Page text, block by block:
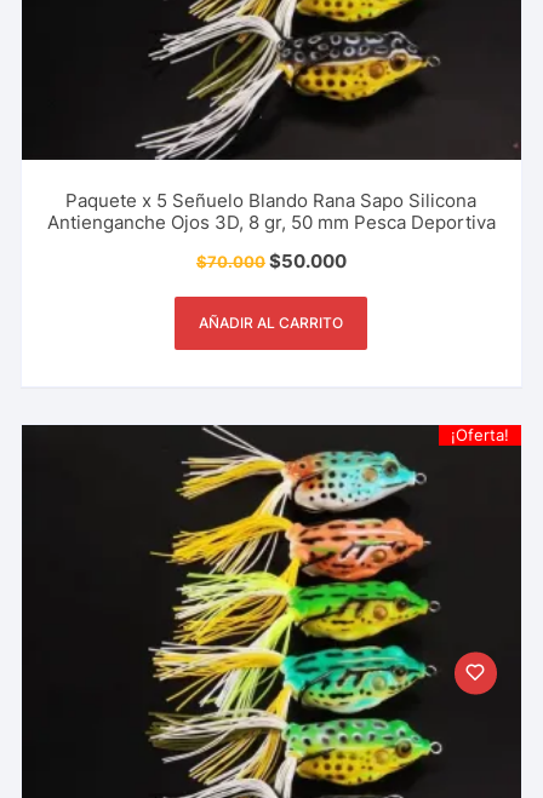
Paquete x 5 Señuelo Blando Rana Sapo Silicona
Antienganche Ojos 3D, 8 gr, 50 mm Pesca Deportiva
$70.000$50.000
AÑADIR AL CARRITO
¡Oferta!